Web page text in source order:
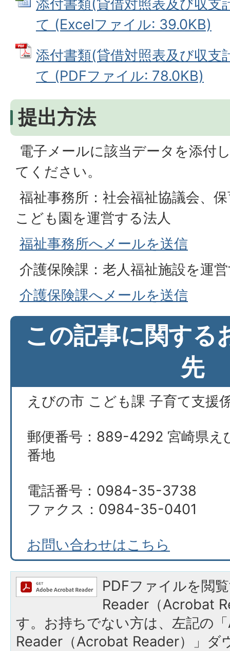
添付書類(貸借対照表及び収支
て (Excelファイル: 39.0KB)
添付書類(貸借対照表及び収支
て (PDFファイル: 78.0KB)
提出方法
電子メールに該当データを添付
てください。
福祉事務所：社会福祉協議会、
こども園を運営する法人
福祉事務所へメールを送信
介護保険課：老人福祉施設を運
介護保険課へメールを送信
この記事に関する
先
えびの市 こども課 子育て支援
郵便番号：889-4292 宮崎県え
番地
電話番号：0984-35-3738
ファクス：0984-35-0401
お問い合わせはこちら
PDFファイルを閲
Reader（Acrobat
す。お持ちでない方は、左記の
Reader（Acrobat Reader）」ダ